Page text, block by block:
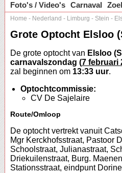
Foto's / Video's Carnaval
Home - Nederland - Limburg - Stein -
Grote Optocht Elsloo
De grote optocht van Elsloo
carnavalszondag (7 februari
zal beginnen om 13:33 uur.
Optochtcommissie:
CV De Sajelaire
Route/Omloop
De optocht vertrekt vanuit
Mgr Kerckhofsstraat, Pastoor
Schoolstraat, Julianastraat,
Driekuilenstraat, Burg.
Stationsstraat, eindpunt